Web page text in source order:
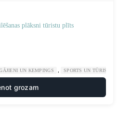
plāksni tūristu plīts
UN KEMPINGS SPORTS UN TŪRISMS
grozam